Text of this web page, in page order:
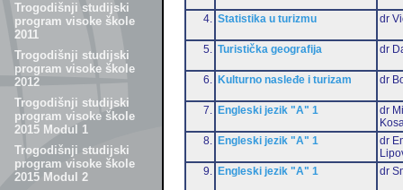
Trogodišnji studijski
program visoke škole
2011
Trogodišnji studijski
program visoke škole
2012
Trogodišnji studijski
program visoke škole
2015 Modul 1
Trogodišnji studijski
program visoke škole
2015 Modul 2
4. Statistika u turizmu dr
5. Turistička geografija dr
6. Kulturno nasleđe i turizam dr
7. Engleski jezik "A" 1
dr
8.
Engleski jezik "A" 1
dr
9.
Engleski jezik "A" 1 dr